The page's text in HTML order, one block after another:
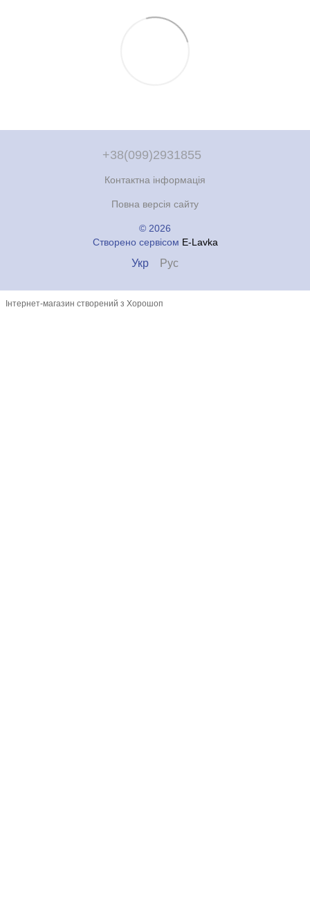
+38(099)2931855
Контактна інформація
Повна версія сайту
© 2026
Створено сервісом E-Lavka
Укр Рус
Інтернет-магазин створений з Хорошоп